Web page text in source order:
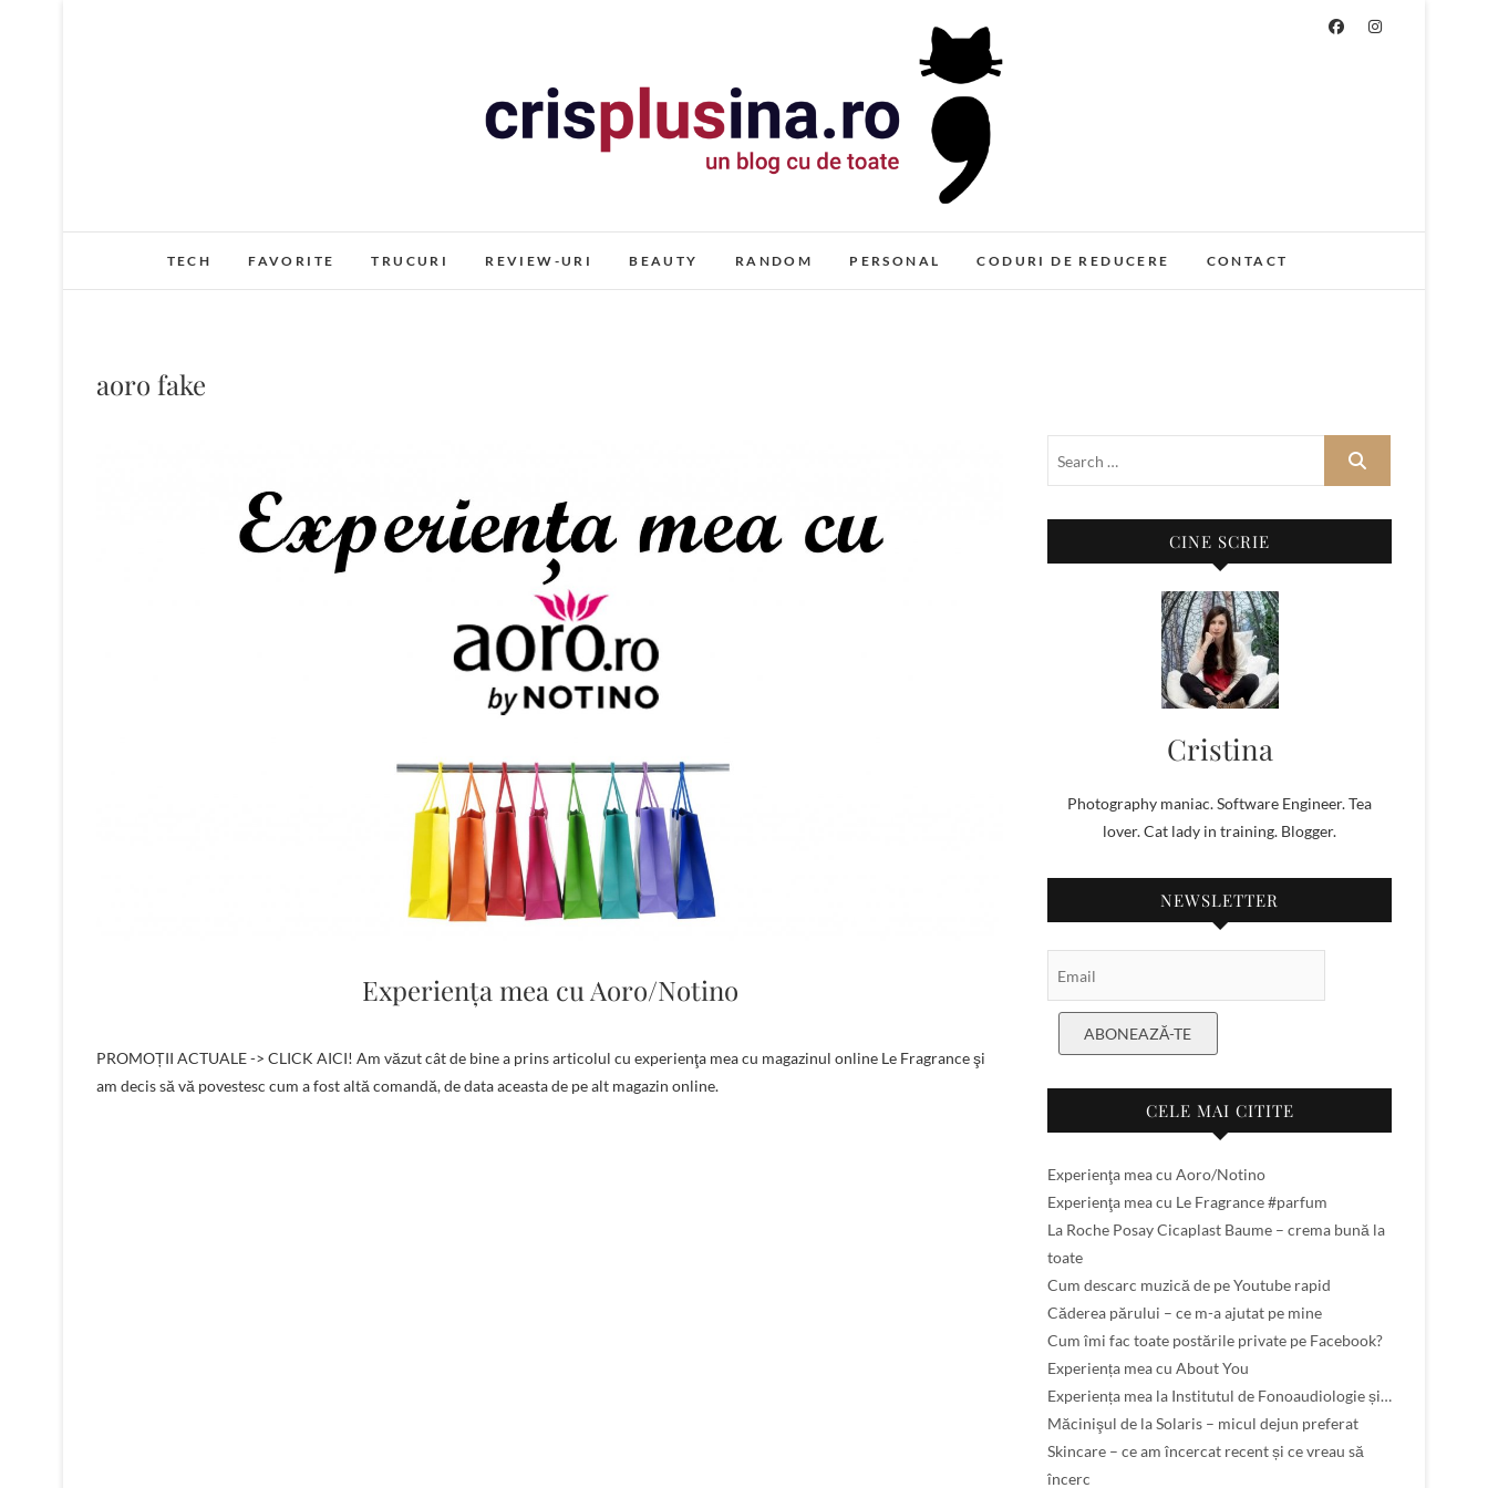
Cris+ina
TECH FAVORITE TRUCURI REVIEW-URI BEAUTY RANDOM PERSONAL CODURI DE REDUCERE CONTACT
aoro fake
Experienţa mea cu Aoro/Notino
PROMOȚII ACTUALE -> CLICK AICI! Am văzut cât de bine a prins articolul cu experienţa mea cu magazinul online Le Fragrance şi
am decis să vă povestesc cum a fost altă comandă, de data aceasta de pe alt magazin online.
CINE SCRIE
Cristina
Photography maniac. Software Engineer. Tea
lover. Cat lady in training. Blogger.
NEWSLETTER
ABONEAZĂ-TE
CELE MAI CITITE
Experienţa mea cu Aoro/Notino
Experienţa mea cu Le Fragrance #parfum
La Roche Posay Cicaplast Baume – crema bună la
toate
Cum descarc muzică de pe Youtube rapid
Căderea părului – ce m-a ajutat pe mine
Cum îmi fac toate postările private pe Facebook?
Experiența mea cu About You
Experiența mea la Institutul de Fonoaudiologie și…
Măcinişul de la Solaris – micul dejun preferat
Skincare – ce am încercat recent și ce vreau să
încerc